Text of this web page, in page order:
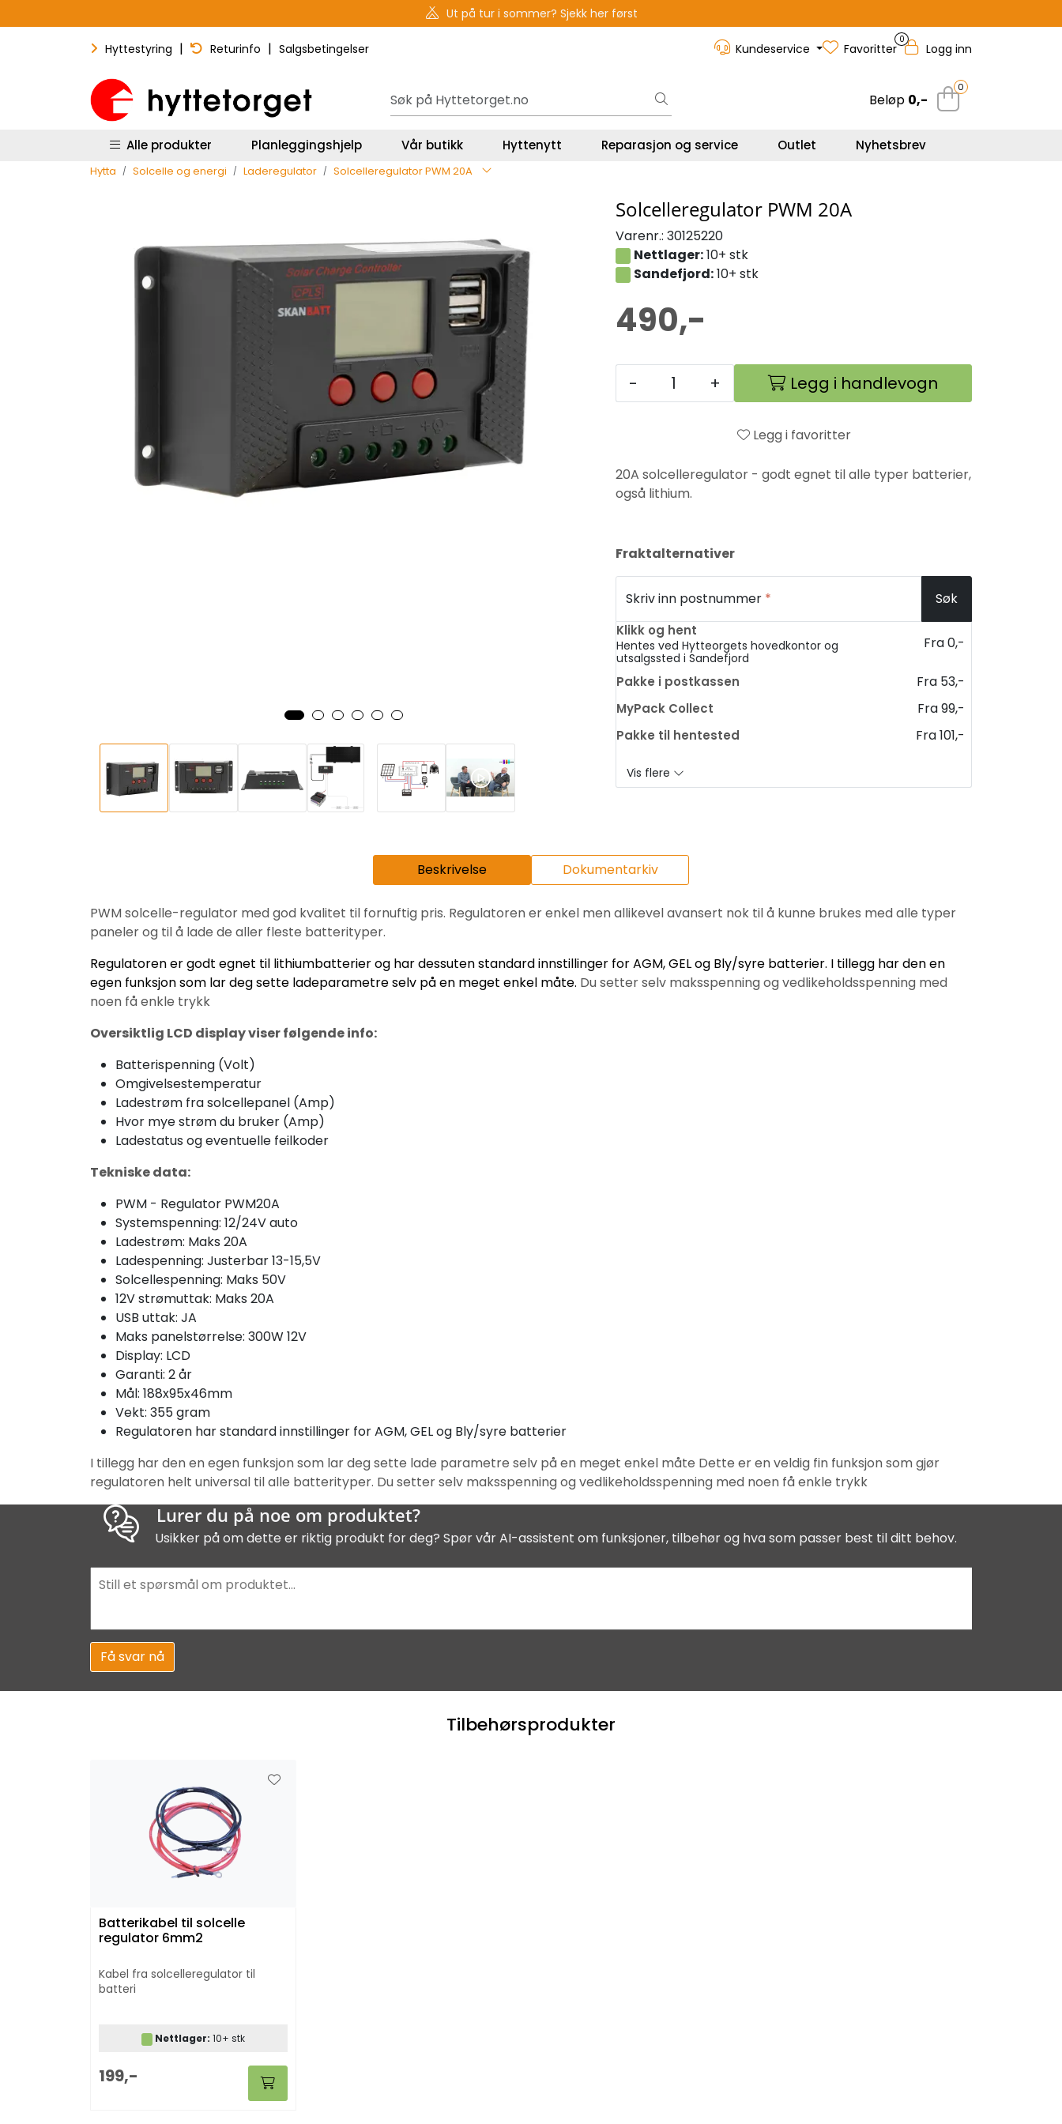
Gavekort - Gaven som ALLTID funker!
Hyttestyring | Returinfo | Salgsbetingelser Kundeservice
0
Favoritter Logg inn
Beløp 0,-
0
Alle produkter Planleggingshjelp Vår butikk Hyttenytt Reparasjon og service Outlet Nyhetsbrev
Hytta Solcelle og energi Laderegulator Solcelleregulator PWM 20A
Solcelleregulator PWM 20A
Varenr.: 30125220
Nettlager:10+ stk
Sandefjord:10+ stk
490,-
- + Legg i handlevogn
Legg i favoritter
20A solcelleregulator - godt egnet til alle typer batterier,
også lithium.
Fraktalternativer
Skriv inn postnummer * Søk
Klikk og hent
Hentes ved Hytteorgets hovedkontor og
utsalgssted i Sandefjord
Fra 0,-
Pakke i postkassen Fra 53,-
MyPack Collect Fra 99,-
Pakke til hentested Fra 101,-
Vis flere
Beskrivelse Dokumentarkiv
PWM solcelle-regulator med god kvalitet til fornuftig pris. Regulatoren er enkel men allikevel avansert nok til å kunne brukes med alle typer
paneler og til å lade de aller fleste batterityper.
Regulatoren er godt egnet til lithiumbatterier og har dessuten standard innstillinger for AGM, GEL og Bly/syre batterier. I tillegg har den en
egen funksjon som lar deg sette ladeparametre selv på en meget enkel måte. Du setter selv maksspenning og vedlikeholdsspenning med
noen få enkle trykk
Oversiktlig LCD display viser følgende info:
Batterispenning (Volt)
Omgivelsestemperatur
Ladestrøm fra solcellepanel (Amp)
Hvor mye strøm du bruker (Amp)
Ladestatus og eventuelle feilkoder
Tekniske data:
PWM - Regulator PWM20A
Systemspenning: 12/24V auto
Ladestrøm: Maks 20A
Ladespenning: Justerbar 13-15,5V
Solcellespenning: Maks 50V
12V strømuttak: Maks 20A
USB uttak: JA
Maks panelstørrelse: 300W 12V
Display: LCD
Garanti: 2 år
Mål: 188x95x46mm
Vekt: 355 gram
Regulatoren har standard innstillinger for AGM, GEL og Bly/syre batterier
I tillegg har den en egen funksjon som lar deg sette lade parametre selv på en meget enkel måte Dette er en veldig fin funksjon som gjør
regulatoren helt universal til alle batterityper. Du setter selv maksspenning og vedlikeholdsspenning med noen få enkle trykk
Få svar nå
Lurer du på noe om produktet?
Usikker på om dette er riktig produkt for deg? Spør vår AI-assistent om funksjoner, tilbehør og hva som passer best til ditt behov.
Tilbehørsprodukter
Batterikabel til solcelle
regulator 6mm2
Kabel fra solcelleregulator til
batteri
Nettlager: 10+ stk
199,-